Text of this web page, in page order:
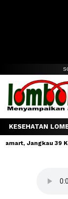
KESEHATAN
Jangkau 39 Kota/